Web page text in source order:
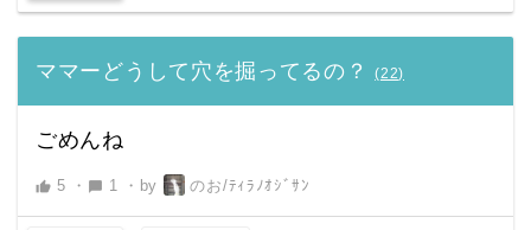
ママーどうして穴を掘ってるの？ (22)
ごめんね
thumb_up 5 ・ chat_bubble 1 ・ by のお/ﾃｨﾗﾉｵｼﾞｻﾝ